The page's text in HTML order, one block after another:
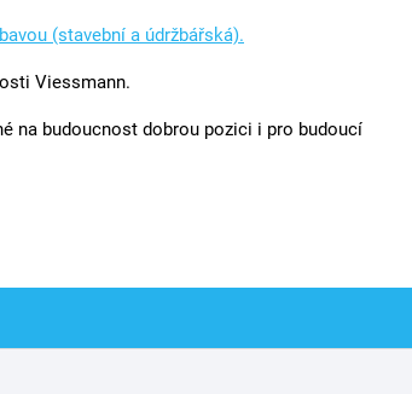
(stavební a údržbářská).
Viessmann.
na budoucnost dobrou pozici i pro budoucí